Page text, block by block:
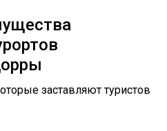
заставляют туристов